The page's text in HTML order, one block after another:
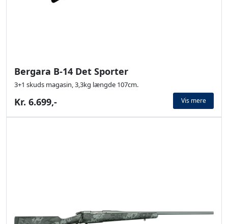
Bergara B-14 Det Sporter
3+1 skuds magasin, 3,3kg længde 107cm.
Kr. 6.699,- Vis mere